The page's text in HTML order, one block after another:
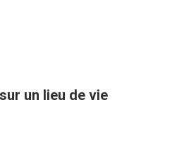
un lieu de vie